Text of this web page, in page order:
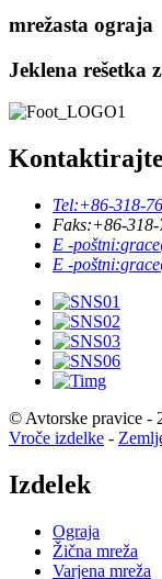
mrežasta ograja
Jeklena rešetka
Tel:+86-318-
Faks:+86-318-
E -poštni:
E -poštni:
© Avtorske pravice -
Vroče izdelke -
Izdelek
Ograja
Žična mreža
Varjena mreža